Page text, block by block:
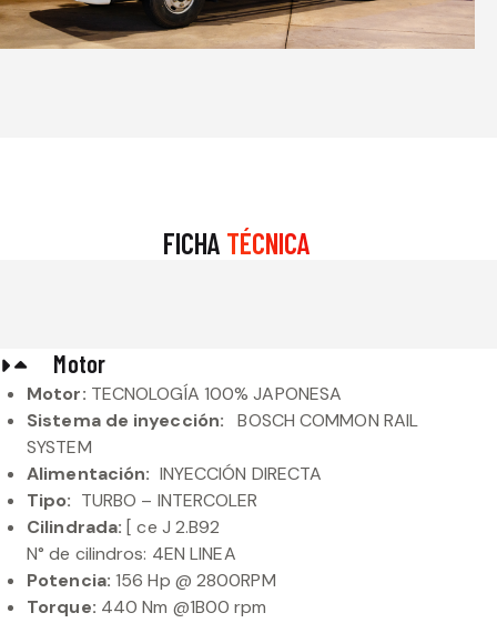
FICHA TÉCNICA
Motor
Motor: TECNOLOGÍA 100% JAPONESA
Sistema de inyección:
BOSCH COMMON RAIL
SYSTEM
Alimentación: INYECCIÓN DIRECTA
Tipo: TURBO – INTERCOLER
Cilindrada: [ ce J 2.B92
N° de cilindros: 4EN LINEA
Potencia: 156 Hp @ 2800RPM
Torque: 440 Nm @1B00 rpm